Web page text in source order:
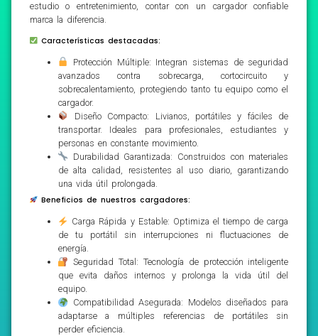
estudio o entretenimiento, contar con un cargador confiable
marca la diferencia.
Características destacadas:
Protección Múltiple: Integran sistemas de seguridad
avanzados contra sobrecarga, cortocircuito y
sobrecalentamiento, protegiendo tanto tu equipo como el
cargador.
Diseño Compacto: Livianos, portátiles y fáciles de
transportar. Ideales para profesionales, estudiantes y
personas en constante movimiento.
Durabilidad Garantizada: Construidos con materiales
de alta calidad, resistentes al uso diario, garantizando
una vida útil prolongada.
Beneficios de nuestros cargadores:
Carga Rápida y Estable: Optimiza el tiempo de carga
de tu portátil sin interrupciones ni fluctuaciones de
energía.
Seguridad Total: Tecnología de protección inteligente
que evita daños internos y prolonga la vida útil del
equipo.
Compatibilidad Asegurada: Modelos diseñados para
adaptarse a múltiples referencias de portátiles sin
perder eficiencia.